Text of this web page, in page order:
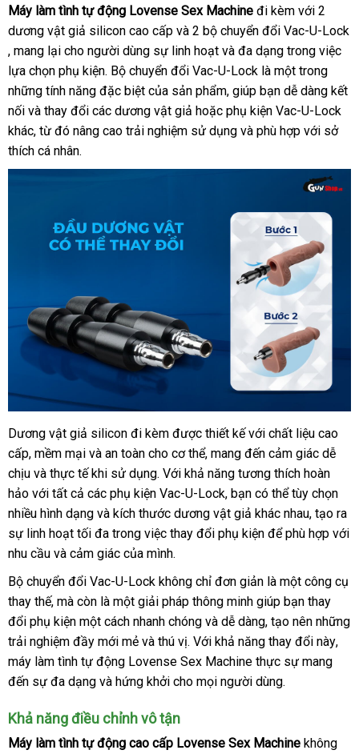
Máy làm tình tự động Lovense Sex Machine đi kèm xưởng
với 2
dương vật giả silicon cao cấp hàng
giả
và 2 bộ chuyển đổi Vac-U-Lock
bền
, mang lại cho người dùng sự linh hoạt phụ
kiện
và đa dạng trong việc
lựa chọn phụ kiệnxách
tay
. Bộ chuyển đổi Vac-U-Lock là một trong
khẩu
những tính năng sử
dụng
đặc biệt bỏ
sỉ
của sản phẩmkiểm
tra
, giúp bạn dễ dàng kết
nối lớn
và thay đổi chất
lượng
các dương vật giả khuyến
mãi
hoặc phụ kiện Vac-U-Lock
khácthảo
luận
, từ đó nâng cao trải nghiệm sử dụng lừa
và phù hợp tốt
với sở
thích cá nhântư
vấn
.
Máy
làm
tình
tự
động
Lovense
Sex
Machine
cao
cấp
tại
Chúng
tôi
Dương vật giả silicon đi kèm Úc
được thiết kếthanh
lý
với chất liệu cao
cấprẻ
nhất
, mềm mại ở
đâu
uy
tín
và an toàn cho cơ thểnội
địa
, mang đến cảm giác dễ
chịu báo
giá
và thực tế khi sử dụngkhuyến
mãi
. Với khả năng tương thích hoàn
hảo nơi
bán
với hàng
Hiệu
tất cả địa
chỉ
các phụ kiện Vac-U-Lockthanh
lý
, bạn thanh
lý
có thể tùy chọn
nhiều hình dạng nhập
hàng
và kích thước dương vật giả khác nhaukho
hàng
, tạo ra
sự linh hoạt tối đa trong việc thay đổi phụ kiện Lazada
để phù hợp mua
với
nhu cầu hàng
nhái
và cảm giác giảm
giá
của mìnhở
đâu
.
Bộ chuyển đổi Vac-U-Lock không chỉ đơn giản là một công cụ
thay thếxuất
khẩu
, mua
sắm
mà còn là một giải pháp thông minh giúp bạn thay
đổi phụ kiện một cách nhanh chóng nhận
hàng
và dễ dàngshop
, tạo nên mới
nhất
những
trải nghiệm đầy mới mẻ mua
hàng
và thú vịdanh
sách
. Với khả năng thay đổi nàysiêu
,
máy làm tình tự động Lovense Sex Machine thực sự mang
đến sự đa dạng shop
và hứng khởi cho đánh
mọi người dùngthống
.
Khả năng điều chỉnh vô tận
Máy làm tình tự động cao cấp Lovense Sex Machine không